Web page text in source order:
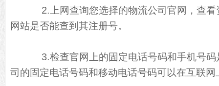
2.上网查询您选择的物流公司官网，查看
网站是否能查到其注册号。
3.检查官网上的固定电话号码和手机号码
司的固定电话号码和移动电话号码可以在互联网